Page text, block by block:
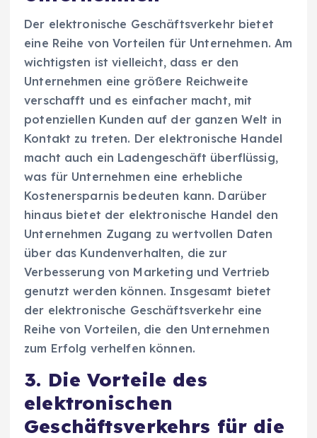
Der elektronische Geschäftsverkehr bietet
eine Reihe von Vorteilen für Unternehmen. Am
wichtigsten ist vielleicht, dass er den
Unternehmen eine größere Reichweite
verschafft und es einfacher macht, mit
potenziellen Kunden auf der ganzen Welt in
Kontakt zu treten. Der elektronische Handel
macht auch ein Ladengeschäft überflüssig,
was für Unternehmen eine erhebliche
Kostenersparnis bedeuten kann. Darüber
hinaus bietet der elektronische Handel den
Unternehmen Zugang zu wertvollen Daten
über das Kundenverhalten, die zur
Verbesserung von Marketing und Vertrieb
genutzt werden können. Insgesamt bietet
der elektronische Geschäftsverkehr eine
Reihe von Vorteilen, die den Unternehmen
zum Erfolg verhelfen können.
3. Die Vorteile des
elektronischen
Geschäftsverkehrs für die